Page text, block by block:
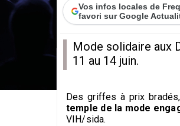
Vos infos locales de
favori sur Google
Mode solidaire aux
11 au 14 juin.
Des griffes à prix
temple de la mode
VIH/sida.